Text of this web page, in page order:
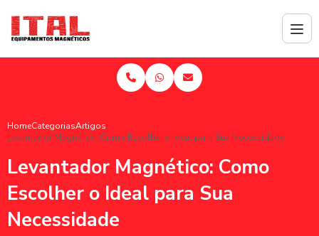
HomeCategoriasArtigos
Levantador Magnético: Como Escolher o Ideal para Sua Necessidade
Levantador Magnético: Como
Escolher o Ideal para Sua
Necessidade